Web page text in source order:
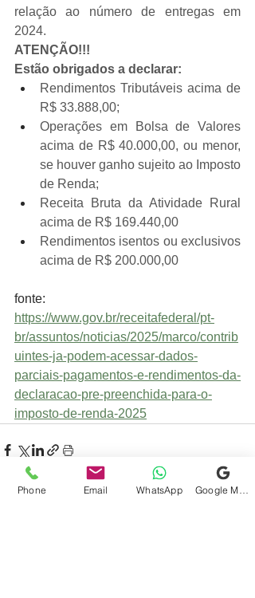
relação ao número de entregas em
2024.
ATENÇÃO!!!
Estão obrigados a declarar:
Rendimentos Tributáveis acima de
R$ 33.888,00;
Operações em Bolsa de Valores
acima de R$ 40.000,00, ou menor,
se houver ganho sujeito ao Imposto
de Renda;
Receita Bruta da Atividade Rural
acima de R$ 169.440,00
Rendimentos isentos ou exclusivos
acima de R$ 200.000,00
fonte:
https://www.gov.br/receitafederal/pt-
br/assuntos/noticias/2025/marco/contrib
uintes-ja-podem-acessar-dados-
parciais-pagamentos-e-rendimentos-da-
declaracao-pre-preenchida-para-o-
imposto-de-renda-2025
Phone Email WhatsApp